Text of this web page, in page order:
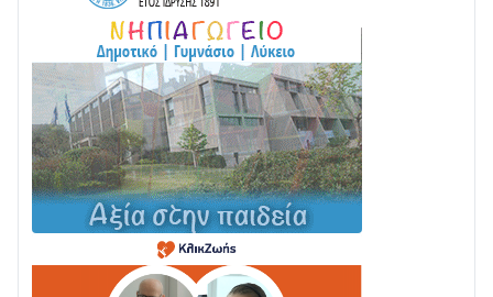
04/08 • 19:47
Σε τροχιά υλοποίησης η Παράκαμψη του Κέντρου
της Ναυπάκτου
04/08 • 12:08
Σε φουλ ρυθμούς το τμήμα Βόνιτσα – Άγιος Νικόλαος
| Αυτοψία Καββαδά
03/08 • 11:11
Με Αρχιερατική Λαμπρότητα η Πανήγυρη της
Μεταμορφώσεως του Σωτήρος στο Γολέμι
03/08 • 07:45